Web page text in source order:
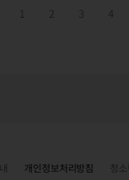
1 2 3 4
개인정보처리방침